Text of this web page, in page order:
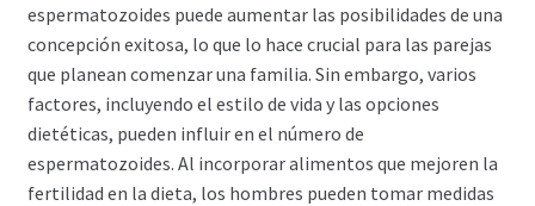
espermatozoides puede aumentar las posibilidades de una
concepción exitosa, lo que lo hace crucial para las parejas
que planean comenzar una familia. Sin embargo, varios
factores, incluyendo el estilo de vida y las opciones
dietéticas, pueden influir en el número de
espermatozoides. Al incorporar alimentos que mejoren la
fertilidad en la dieta, los hombres pueden tomar medidas